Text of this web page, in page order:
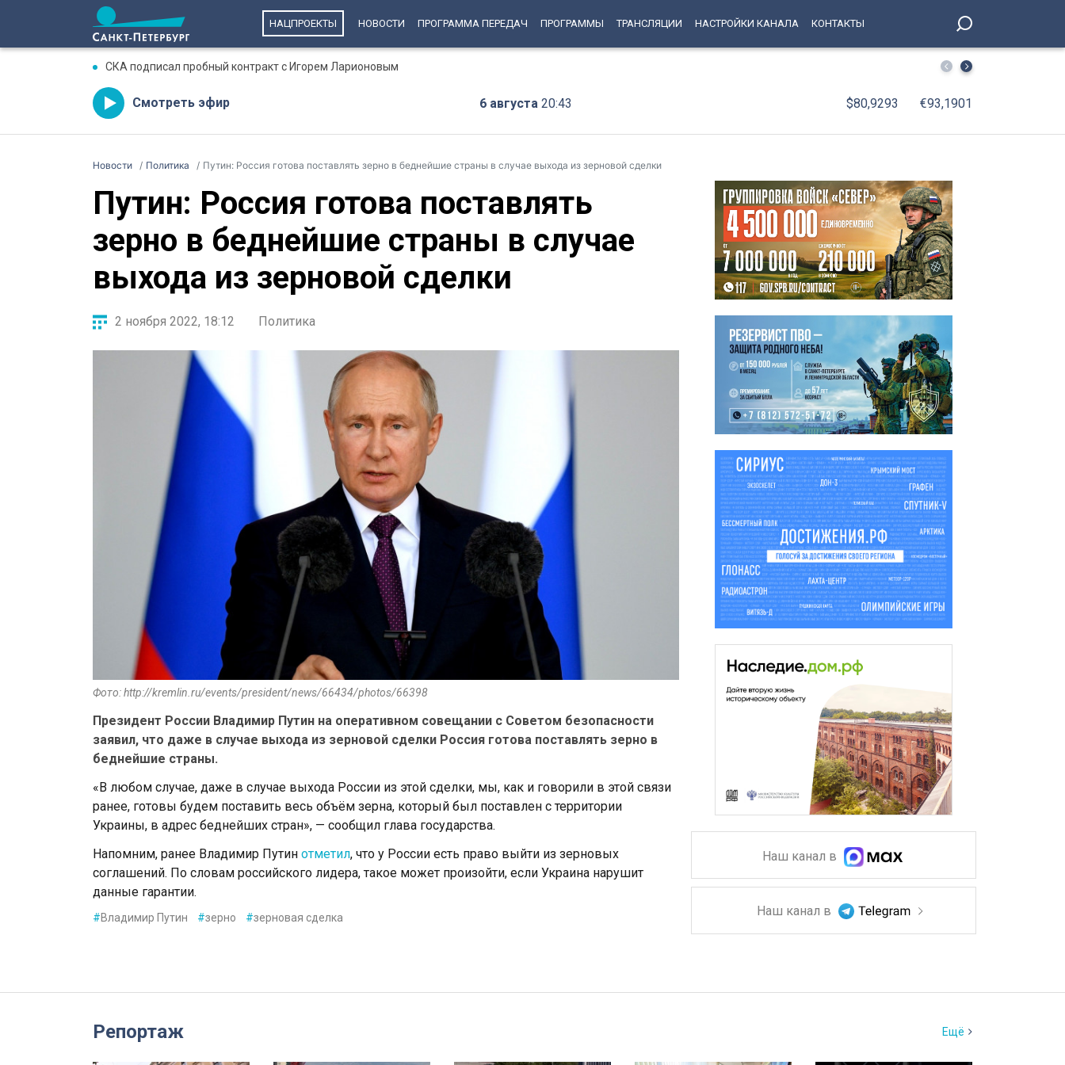
НАЦПРОЕКТЫ НОВОСТИ ПРОГРАММА ПЕРЕДАЧ ПРОГРАММЫ ТРАНСЛЯЦИИ НАСТРОЙКИ КАНАЛА КОНТАКТЫ
СКА подписал пробный контракт с Игорем Ларионовым Наталья Чечина ответила на вопрос о возможности
Смотреть эфир 6 августа 20:43 $80,9293 €93,1901
Новости Политика Путин: Россия готова поставлять зерно в беднейшие страны в случае выхода из зерновой сделки
Путин: Россия готова поставлять
зерно в беднейшие страны в случае
выхода из зерновой сделки
2 ноября 2022, 18:12 Политика
Фото: http://kremlin.ru/events/president/news/66434/photos/66398
Президент России Владимир Путин на оперативном совещании с Советом безопасности
заявил, что даже в случае выхода из зерновой сделки Россия готова поставлять зерно в
беднейшие страны.
«В любом случае, даже в случае выхода России из этой сделки, мы, как и говорили в этой связи
ранее, готовы будем поставить весь объём зерна, который был поставлен с территории
Украины, в адрес беднейших стран», — сообщил глава государства.
Напомним, ранее Владимир Путин отметил, что у России есть право выйти из зерновых
соглашений. По словам российского лидера, такое может произойти, если Украина нарушит
данные гарантии.
#Владимир Путин #зерно #зерновая сделка
Наш канал в
Наш канал в
Репортаж Ещё